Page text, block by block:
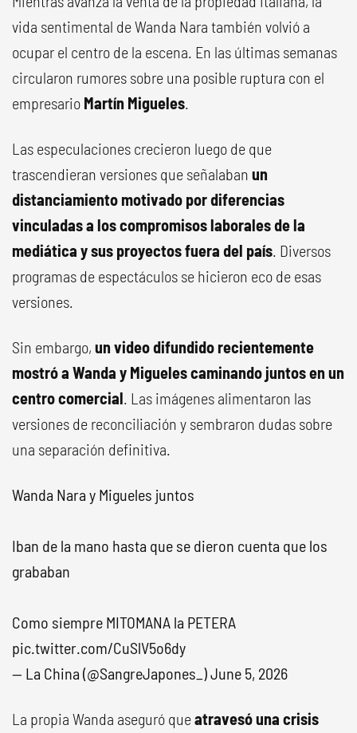
vida sentimental de Wanda Nara también volvió a
ocupar el centro de la escena. En las últimas semanas
circularon rumores sobre una posible ruptura con el
empresario Martín Migueles.
Las especulaciones crecieron luego de que
trascendieran versiones que señalaban un
distanciamiento motivado por diferencias
vinculadas a los compromisos laborales de la
mediática y sus proyectos fuera del país. Diversos
programas de espectáculos se hicieron eco de esas
versiones.
Sin embargo, un video difundido recientemente
mostró a Wanda y Migueles caminando juntos en un
centro comercial. Las imágenes alimentaron las
versiones de reconciliación y sembraron dudas sobre
una separación definitiva.
Wanda Nara y Migueles juntos
Iban de la mano hasta que se dieron cuenta que los
grababan
Como siempre MITOMANA la PETERA
pic.twitter.com/CuSlV5o6dy
— La China (@SangreJapones_)June 5, 2026
La propia Wanda aseguró queatravesó una crisis